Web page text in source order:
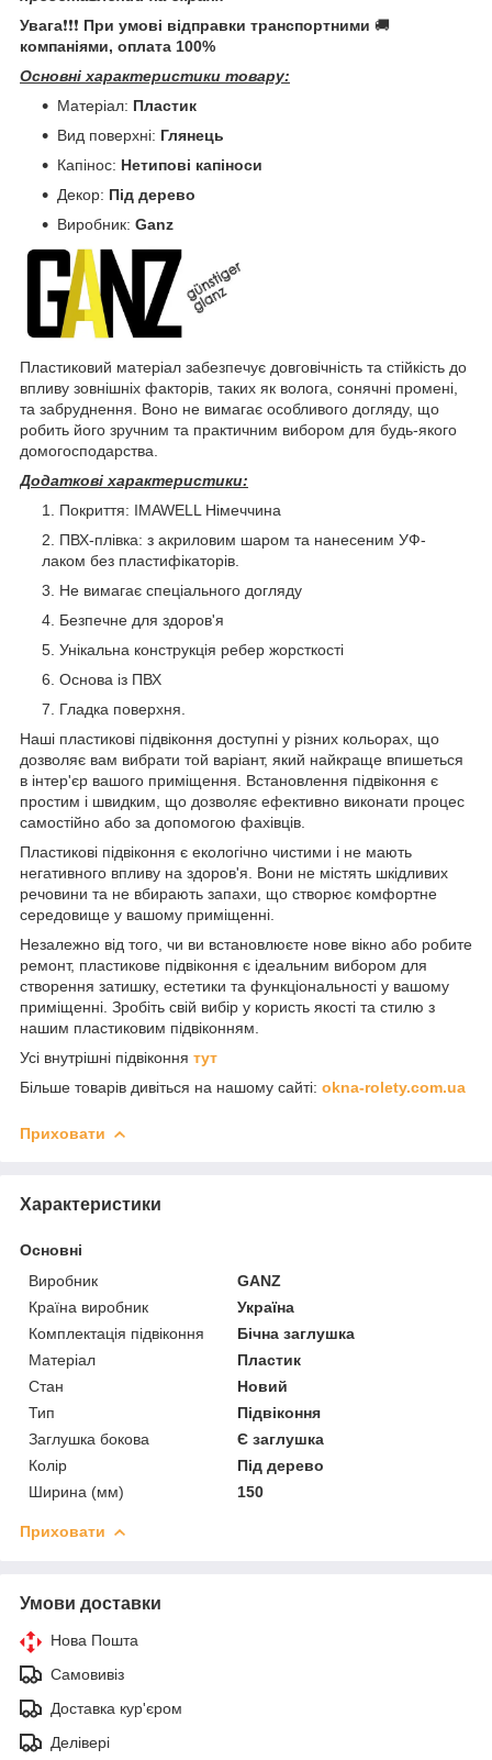
Увага❗❗❗ При умові відправки транспортними 🚚
компаніями, оплата 100%
Основні характеристики товару:
Матеріал: Пластик
Вид поверхні: Глянець
Капінос: Нетипові капіноси
Декор: Під дерево
Виробник: Ganz
Пластиковий матеріал забезпечує довговічність та стійкість до
впливу зовнішніх факторів, таких як волога, сонячні промені,
та забруднення. Воно не вимагає особливого догляду, що
робить його зручним та практичним вибором для будь-якого
домогосподарства.
Додаткові характеристики:
Покриття: IMAWELL Німеччина
ПВХ-плівка: з акриловим шаром та нанесеним УФ-
лаком без пластифікаторів.
Не вимагає спеціального догляду
Безпечне для здоров'я
Унікальна конструкція ребер жорсткості
Основа із ПВХ
Гладка поверхня
Наші пластикові підвіконня доступні у різних кольорах, що
дозволяє вам вибрати той варіант, який найкраще впишеться
в інтер'єр вашого приміщення. Встановлення підвіконня є
простим і швидким, що дозволяє ефективно виконати процес
самостійно або за допомогою фахівців.
Пластикові підвіконня є екологічно чистими і не мають
негативного впливу на здоров'я. Вони не містять шкідливих
речовини та не вбирають запахи, що створює комфортне
середовище у вашому приміщенні.
Незалежно від того, чи ви встановлюєте нове вікно або робите
ремонт, пластикове підвіконня є ідеальним вибором для
створення затишку, естетики та функціональності у вашому
приміщенні. Зробіть свій вибір у користь якості та стилю з
нашим пластиковим підвіконням.
Усі внутрішні підвіконня тут
Більше товарів дивіться на нашому сайті: okna-rolety.com.ua
Приховати
Характеристики
Основні
Виробник
GANZ
Країна виробник
Україна
Комплектація підвіконня
Бічна заглушка
Матеріал
Пластик
Стан
Новий
Тип
Підвіконня
Заглушка бокова
Є заглушка
Колір
Під дерево
Ширина (мм)
150
Приховати
Умови доставки
Нова Пошта
Самовивіз
Доставка кур'єром
Делівері